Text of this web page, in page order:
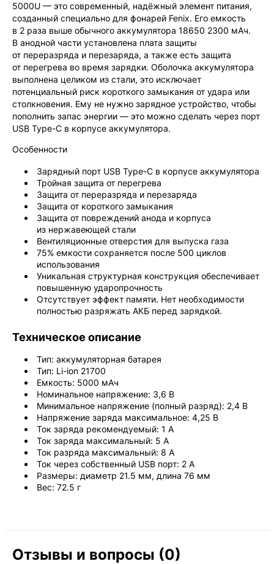
5000U — это современный, надёжный элемент питания,
созданный специально для фонарей Fenix. Его емкость
в 2 раза выше обычного аккумулятора 18650 2300 мАч.
В анодной части установлена плата защиты
от переразряда и перезаряда, а также есть защита
от перегрева во время зарядки. Оболочка аккумулятора
выполнена целиком из стали, это исключает
потенциальный риск короткого замыкания от удара или
столкновения. Ему не нужно зарядное устройство, чтобы
пополнить запас энергии — это можно сделать через порт
USB Type-C в корпусе аккумулятора.
Особенности
Зарядный порт USB Type-C в корпусе аккумулятора
Тройная защита от перегрева
Защита от переразряда и перезаряда
Защита от короткого замыкания
Защита от повреждений анода и корпуса
из нержавеющей стали
Вентиляционные отверстия для выпуска газа
75% емкости сохраняется после 500 циклов
использования
Уникальная структурная конструкция обеспечивает
повышенную ударопрочность
Отсутствует эффект памяти. Нет необходимости
полностью разряжать АКБ перед зарядкой.
Техническое описание
Тип: аккумуляторная батарея
Тип: Li-ion 21700
Емкость: 5000 мАч
Номинальное напряжение: 3,6 В
Минимальное напряжение (полный разряд): 2,4 В
Напряжение заряда максимальное: 4,25 В
Ток заряда рекомендуемый: 1 А
Ток заряда максимальный: 5 А
Ток разряда максимальный: 8 А
Ток через собственный USB порт: 2 А
Размеры: диаметр 21.5 мм, длина 76 мм
Вес: 72.5 г
Отзывы и вопросы (0)